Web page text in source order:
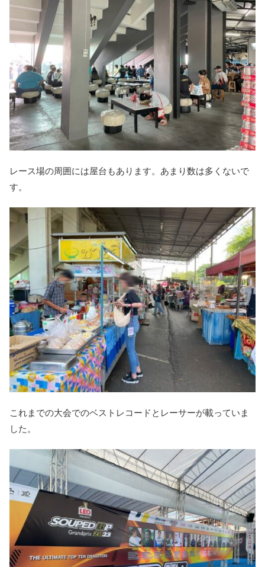
レース場の周囲には屋台もあります。あまり数は多くないで
す。
これまでの大会でのベストレコードとレーサーが載っていま
した。